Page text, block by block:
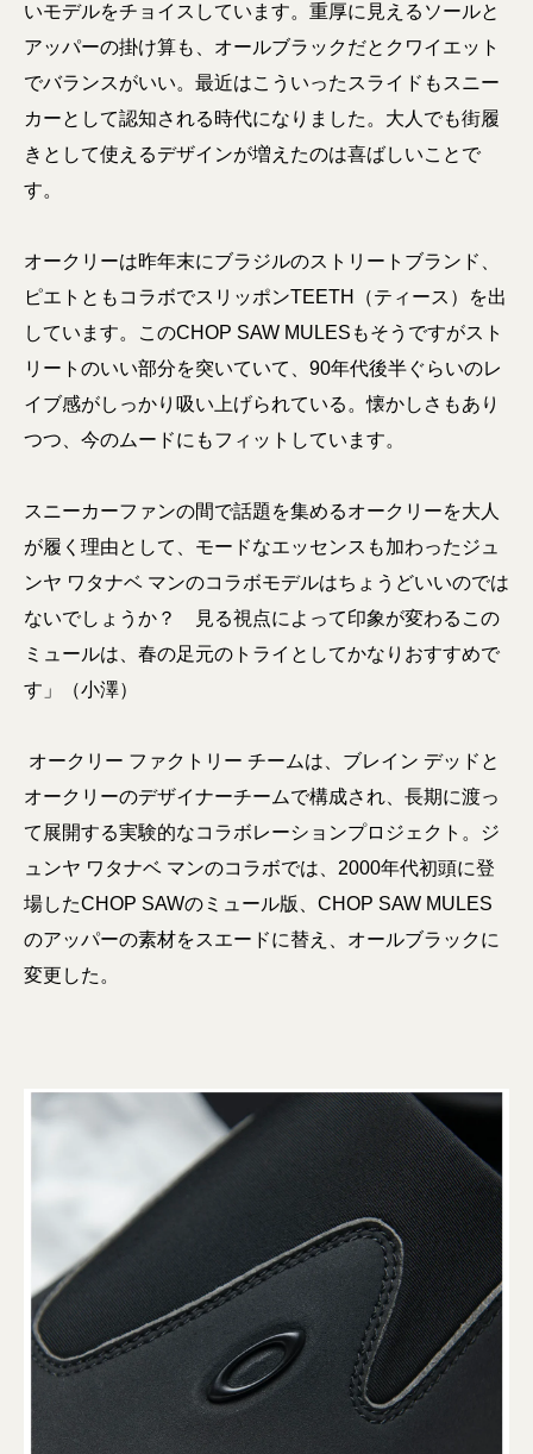
いモデルをチョイスしています。重厚に見えるソールと
アッパーの掛け算も、オールブラックだとクワイエット
でバランスがいい。最近はこういったスライドもスニー
カーとして認知される時代になりました。大人でも街履
きとして使えるデザインが増えたのは喜ばしいことで
す。
オークリーは昨年末にブラジルのストリートブランド、
ピエトともコラボでスリッポンTEETH（ティース）を出
しています。このCHOP SAW MULESもそうですがスト
リートのいい部分を突いていて、90年代後半ぐらいのレ
イブ感がしっかり吸い上げられている。懐かしさもあり
つつ、今のムードにもフィットしています。
スニーカーファンの間で話題を集めるオークリーを大人
が履く理由として、モードなエッセンスも加わったジュ
ンヤ ワタナベ マンのコラボモデルはちょうどいいのでは
ないでしょうか？ 見る視点によって印象が変わるこの
ミュールは、春の足元のトライとしてかなりおすすめで
す」（小澤）
オークリー ファクトリー チームは、ブレイン デッドと
オークリーのデザイナーチームで構成され、長期に渡っ
て展開する実験的なコラボレーションプロジェクト。ジ
ュンヤ ワタナベ マンのコラボでは、2000年代初頭に登
場したCHOP SAWのミュール版、CHOP SAW MULES
のアッパーの素材をスエードに替え、オールブラックに
変更した。